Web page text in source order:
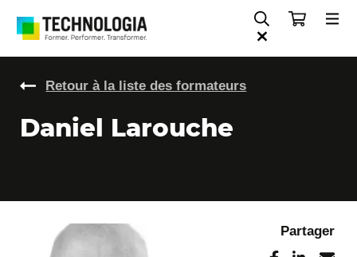
Retour à la liste des formateurs
Daniel Larouche
Partager